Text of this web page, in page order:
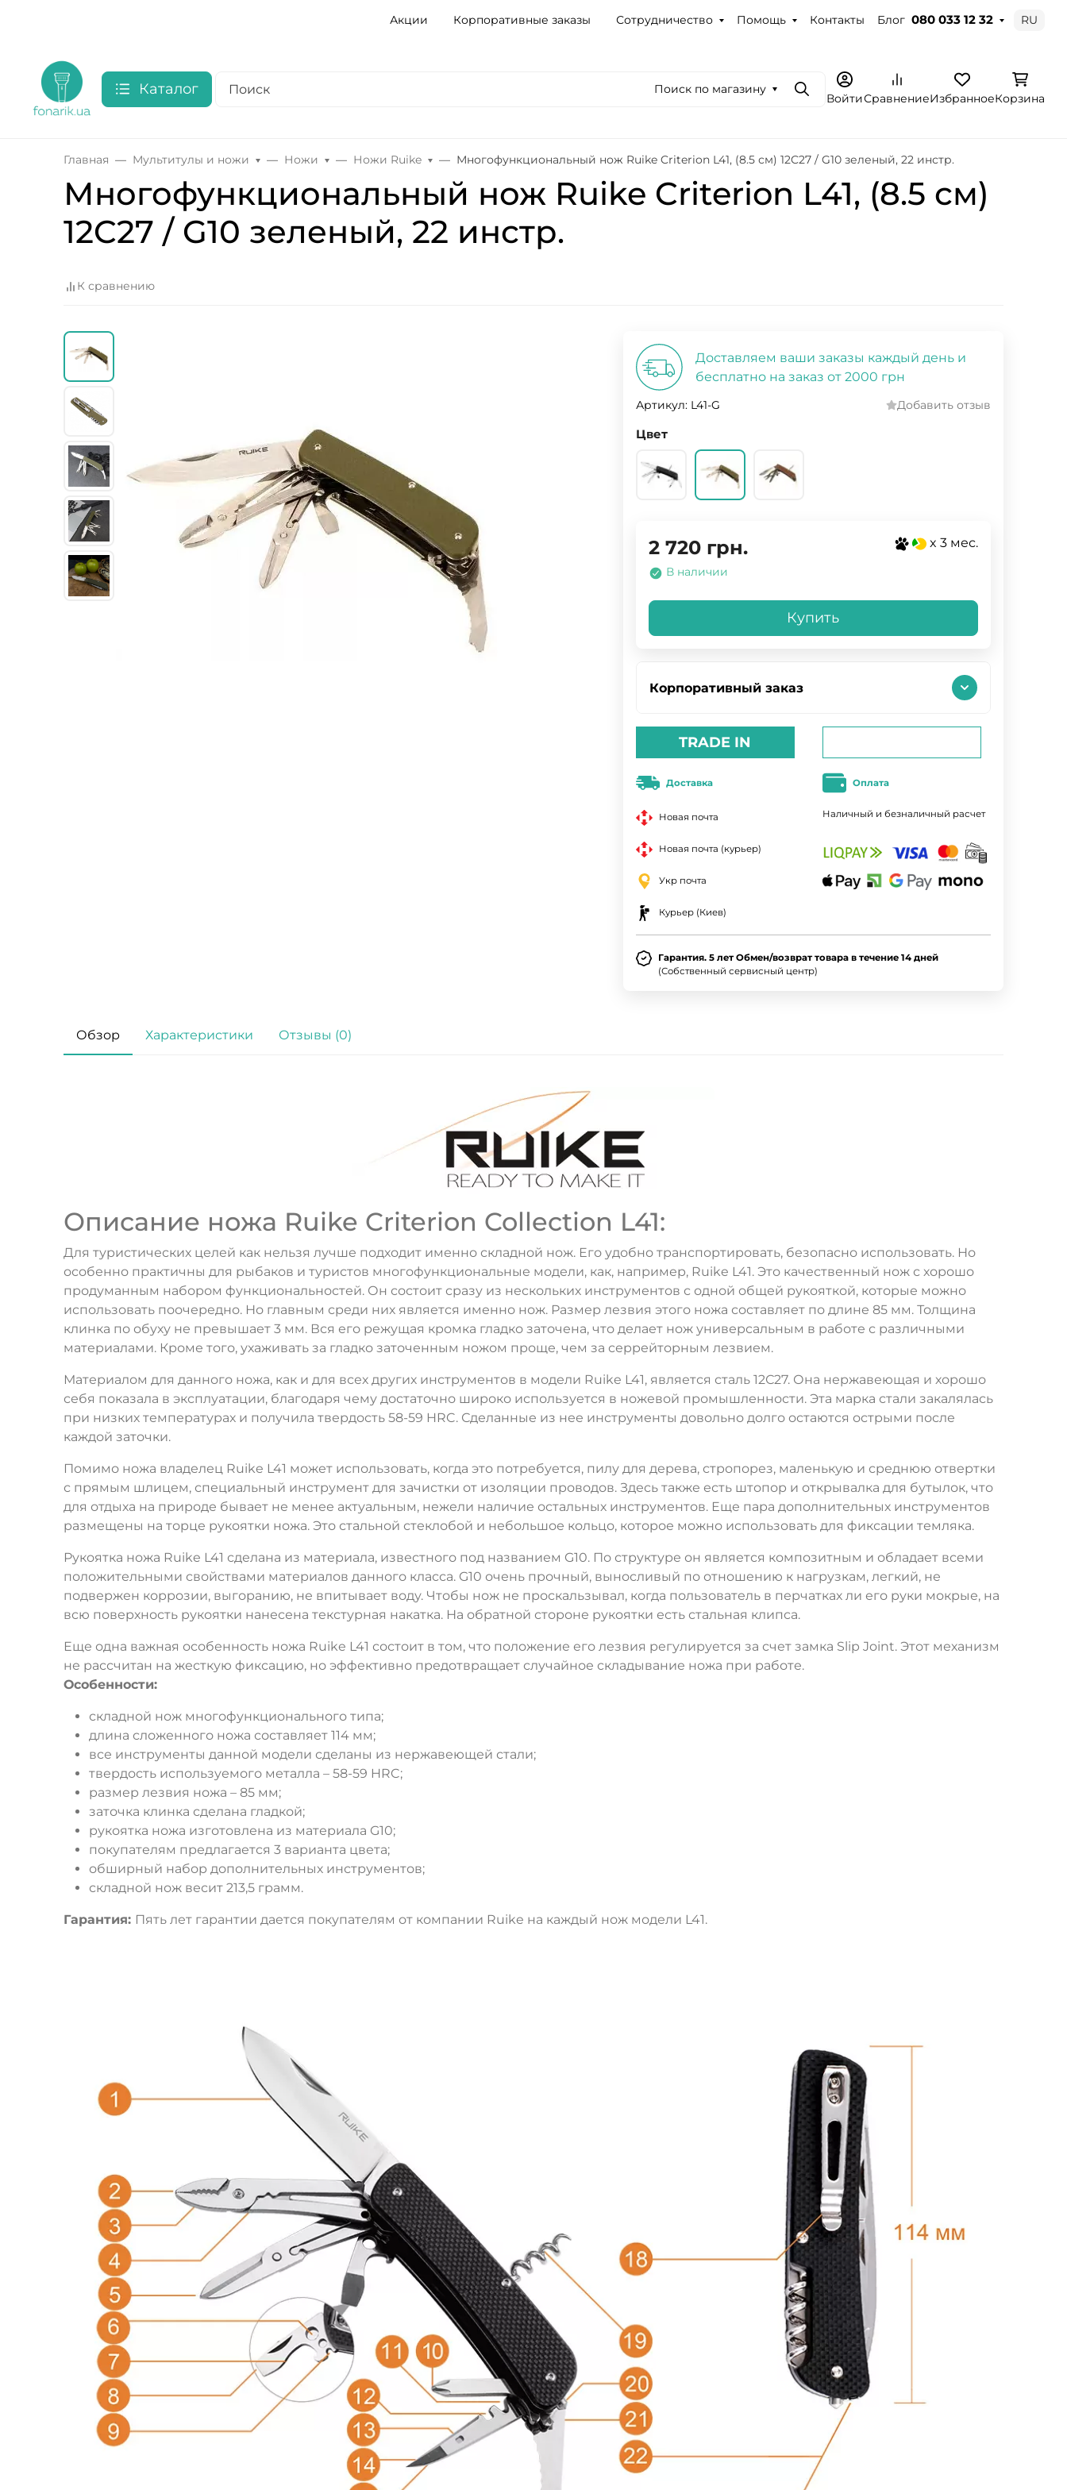
Акции Корпоративные заказы Сотрудничество Помощь Контакты Блог 080 033 12 32 RU
Каталог Поиск по магазину
ПоискВойтиСравнениеИзбранноеКорзина
Главная Мультитулы и ножи Ножи Ножи Ruike Многофункциональный нож Ruike Criterion L41, (8.5 см) 12C27 / G10 зеленый, 22 инстр.
Многофункциональный нож Ruike Criterion L41, (8.5 см)
12C27 / G10 зеленый, 22 инстр.
К сравнению
Доставляем ваши заказы каждый день и
бесплатно на заказ от 2000 грн
Артикул: L41-G Добавить отзыв
Цвет
2 720 грн. x 3 мес.
В наличии
Купить
Корпоративный заказ
TRADE IN
Доставка
Новая почта
Новая почта (курьер)
Укр почта
Курьер (Киев)
Оплата
Наличный и безналичный расчет
Гарантия. 5 лет Обмен/возврат товара в течение 14 дней
(Собственный сервисный центр)
Обзор Характеристики Отзывы (0)
Описание ножа Ruike Criterion Collection L41:
Для туристических целей как нельзя лучше подходит именно складной нож. Его удобно транспортировать, безопасно использовать. Но
особенно практичны для рыбаков и туристов многофункциональные модели, как, например, Ruike L41. Это качественный нож с хорошо
продуманным набором функциональностей. Он состоит сразу из нескольких инструментов с одной общей рукояткой, которые можно
использовать поочередно. Но главным среди них является именно нож. Размер лезвия этого ножа составляет по длине 85 мм. Толщина
клинка по обуху не превышает 3 мм. Вся его режущая кромка гладко заточена, что делает нож универсальным в работе с различными
материалами. Кроме того, ухаживать за гладко заточенным ножом проще, чем за серрейторным лезвием.
Материалом для данного ножа, как и для всех других инструментов в модели Ruike L41, является сталь 12С27. Она нержавеющая и хорошо
себя показала в эксплуатации, благодаря чему достаточно широко используется в ножевой промышленности. Эта марка стали закалялась
при низких температурах и получила твердость 58-59 HRC. Сделанные из нее инструменты довольно долго остаются острыми после
каждой заточки.
Помимо ножа владелец Ruike L41 может использовать, когда это потребуется, пилу для дерева, стропорез, маленькую и среднюю отвертки
с прямым шлицем, специальный инструмент для зачистки от изоляции проводов. Здесь также есть штопор и открывалка для бутылок, что
для отдыха на природе бывает не менее актуальным, нежели наличие остальных инструментов. Еще пара дополнительных инструментов
размещены на торце рукоятки ножа. Это стальной стеклобой и небольшое кольцо, которое можно использовать для фиксации темляка.
Рукоятка ножа Ruike L41 сделана из материала, известного под названием G10. По структуре он является композитным и обладает всеми
положительными свойствами материалов данного класса. G10 очень прочный, выносливый по отношению к нагрузкам, легкий, не
подвержен коррозии, выгоранию, не впитывает воду. Чтобы нож не проскальзывал, когда пользователь в перчатках ли его руки мокрые, на
всю поверхность рукоятки нанесена текстурная накатка. На обратной стороне рукоятки есть стальная клипса.
Еще одна важная особенность ножа Ruike L41 состоит в том, что положение его лезвия регулируется за счет замка Slip Joint. Этот механизм
не рассчитан на жесткую фиксацию, но эффективно предотвращает случайное складывание ножа при работе.
Особенности:
складной нож многофункционального типа;
длина сложенного ножа составляет 114 мм;
все инструменты данной модели сделаны из нержавеющей стали;
твердость используемого металла – 58-59 HRC;
размер лезвия ножа – 85 мм;
заточка клинка сделана гладкой;
рукоятка ножа изготовлена из материала G10;
покупателям предлагается 3 варианта цвета;
обширный набор дополнительных инструментов;
складной нож весит 213,5 грамм.
Гарантия: Пять лет гарантии дается покупателям от компании Ruike на каждый нож модели L41.